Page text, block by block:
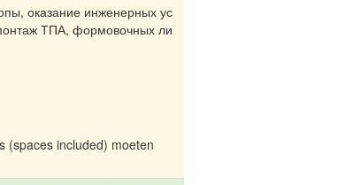
оказание инженерных ус
ТПА, формовочных ли
(spaces included) moeten